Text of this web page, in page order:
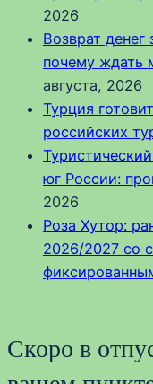
2026
Возврат
почему ждать
августа, 2026
Турция
российских
юг России:
2026
Роза Хутор:
2026/2027 со
Скоро в